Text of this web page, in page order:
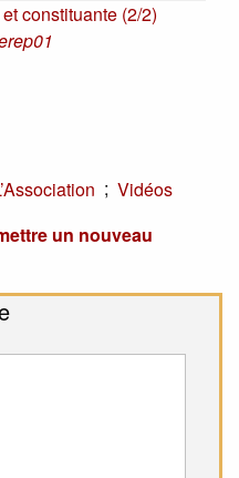
constituante (2/2)
; Vidéos
un nouveau